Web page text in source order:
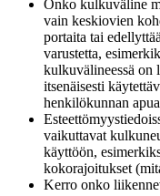
Onko kulkuväline
vain keskiovien
portaita tai
varustetta,
kulkuvälineessä on
itsenäisesti
henkilökunnan
vaikuttavat
käyttöön,
kokorajoitukset
Kerro onko